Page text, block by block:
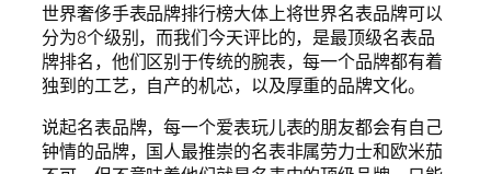
世界奢侈手表品牌排行榜大体上将世界名表品牌可以
分为8个级别，而我们今天评比的，是最顶级名表品
牌排名，他们区别于传统的腕表，每一个品牌都有着
独到的工艺，自产的机芯，以及厚重的品牌文化。
说起名表品牌，每一个爱表玩儿表的朋友都会有自己
钟情的品牌，国人最推崇的名表非属劳力士和欧米茄